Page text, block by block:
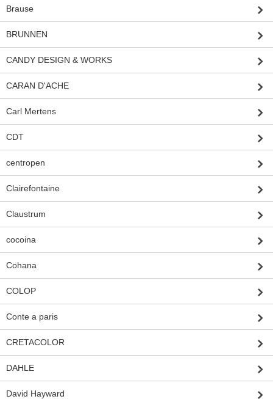
Brause
BRUNNEN
CANDY DESIGN & WORKS
CARAN D'ACHE
Carl Mertens
CDT
centropen
Clairefontaine
Claustrum
cocoina
Cohana
COLOP
Conte a paris
CRETACOLOR
DAHLE
David Hayward